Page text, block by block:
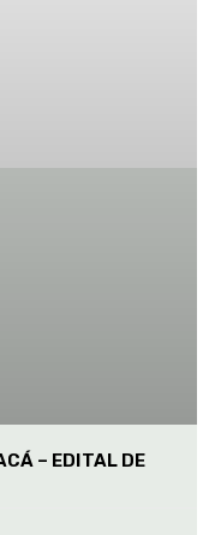
– EDITAL DE